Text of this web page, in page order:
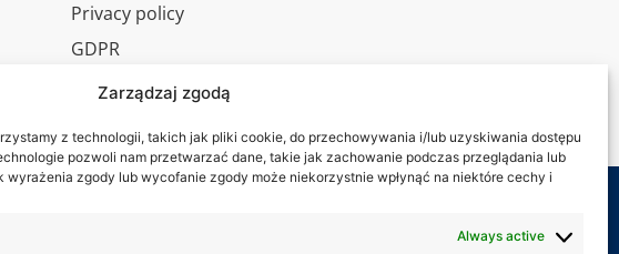
Zarządzaj zgodą
z technologii, takich jak pliki cookie, do przechowywania i/lub uzyskiwania dostępu
pozwoli nam przetwarzać dane, takie jak zachowanie podczas przeglądania lub
wyrażenia zgody lub wycofanie zgody może niekorzystnie wpłynąć na niektóre cechy i
Always active
Privacy policy
GDPR
Virtual tour